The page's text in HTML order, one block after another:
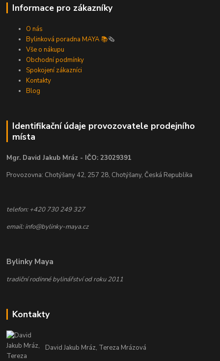
Informace pro zákazníky
O nás
Bylinková poradna MAYA 📚🗞️
Vše o nákupu
Obchodní podmínky
Spokojení zákazníci
Kontakty
Blog
Identifikační údaje provozovatele prodejního
místa
Mgr. David Jakub Mráz - IČO: 23029391
Provozovna: Chotýšany 42, 257 28, Chotýšany, Česká Republika
telefon: +420 730 249 327
email: info@bylinky-maya.cz
Bylinky Maya
tradiční rodinné bylinářství od roku 2011
Kontakty
David Jakub Mráz, Tereza Mrázová